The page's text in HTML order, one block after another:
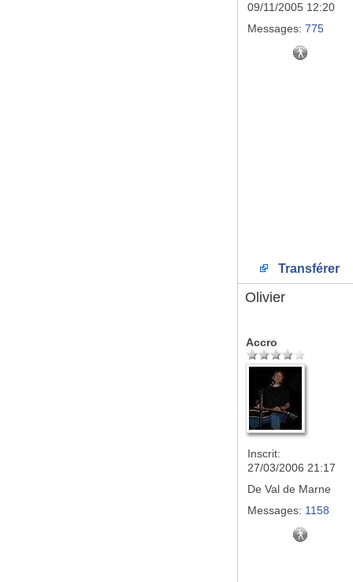
09/11/2005 12:20
Messages: 775
Transférer
Olivier
Accro
Inscrit:
27/03/2006 21:17
De Val de Marne
Messages: 1158